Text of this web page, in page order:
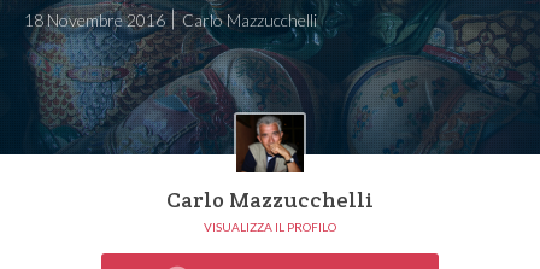
18 Novembre 2016 Carlo Mazzucchelli
Carlo Mazzucchelli
VISUALIZZA IL PROFILO